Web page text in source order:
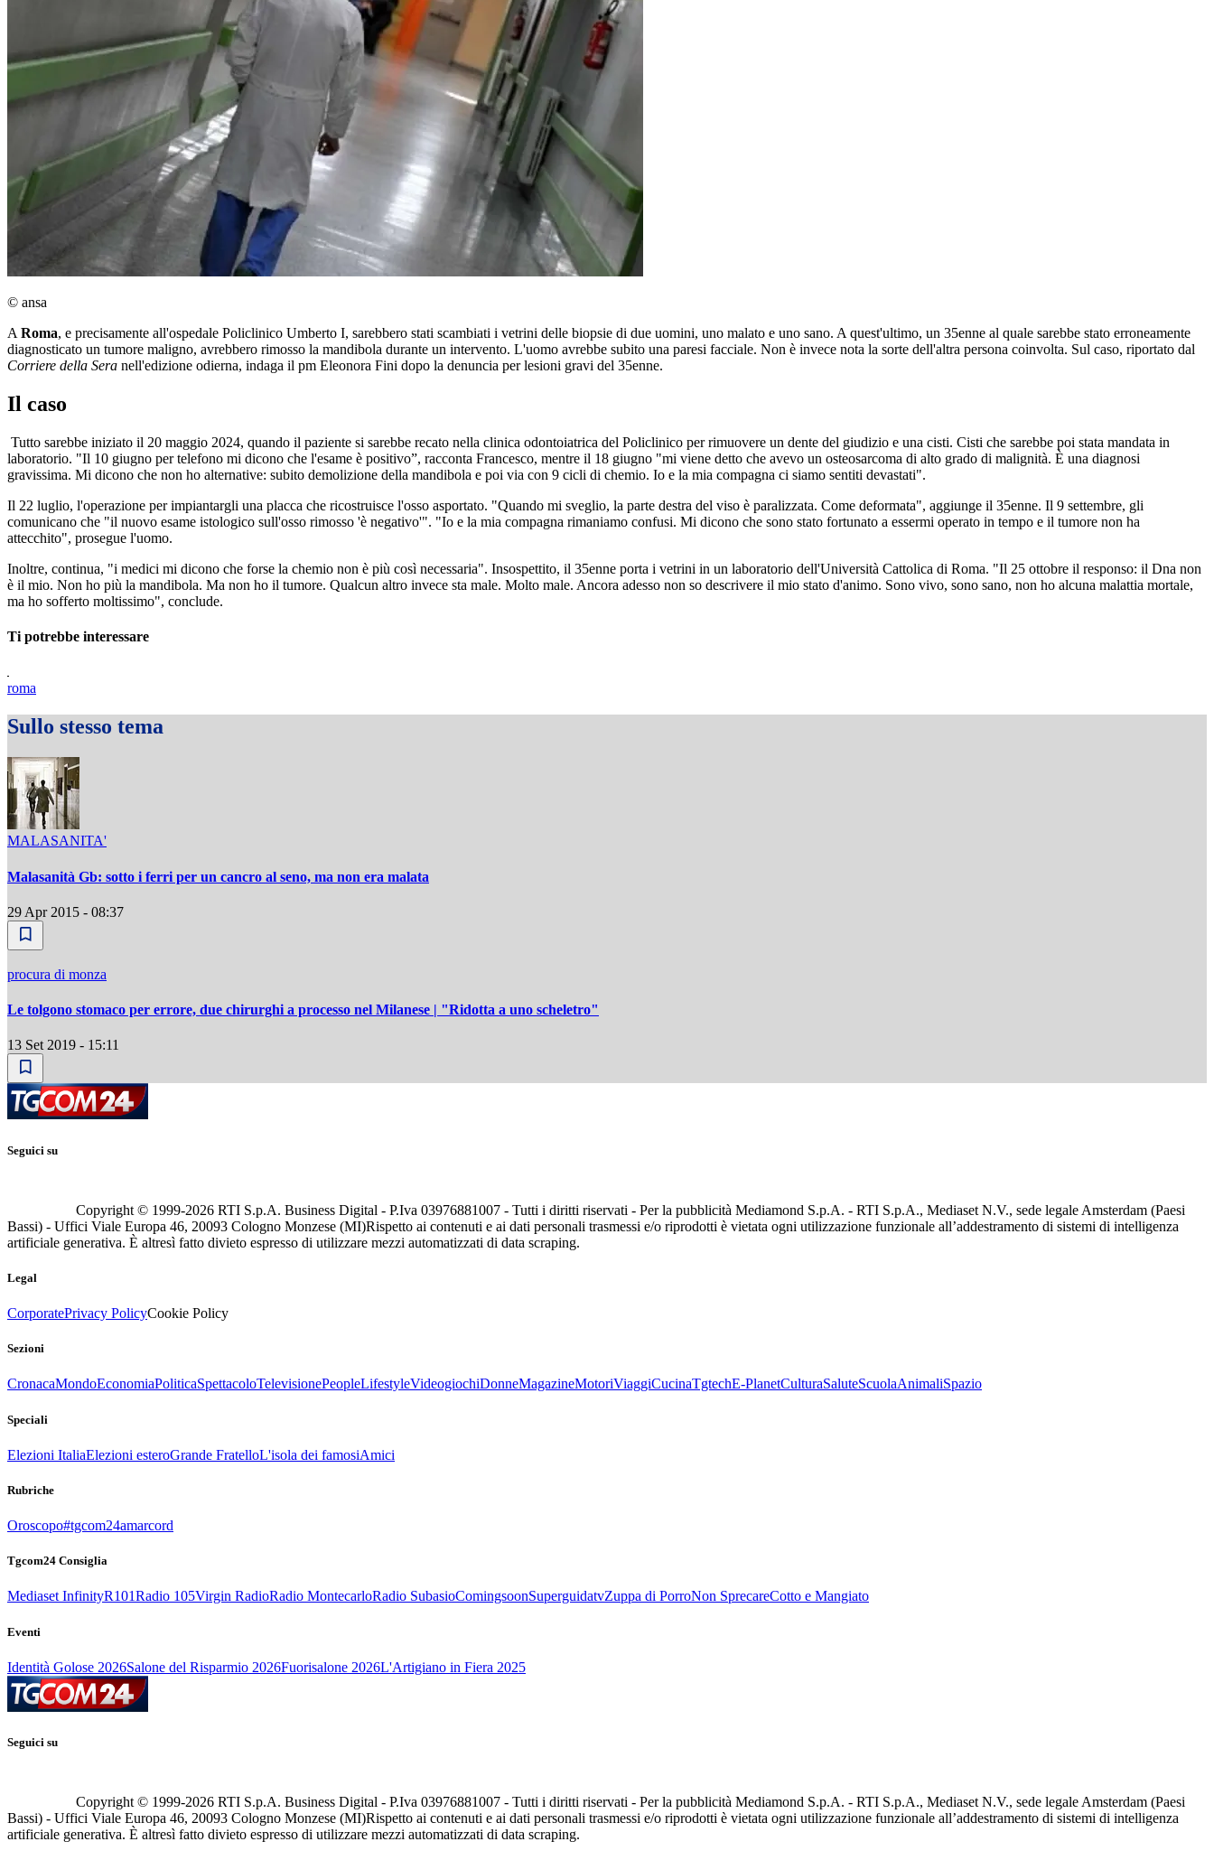
© ansa
A Roma, e precisamente all'ospedale Policlinico Umberto I, sarebbero stati scambiati i vetrini delle biopsie di due uomini, uno malato e uno sano. A quest'ultimo, un 35enne al quale sarebbe stato erroneamente
diagnosticato un tumore maligno, avrebbero rimosso la mandibola durante un intervento. L'uomo avrebbe subito una paresi facciale. Non è invece nota la sorte dell'altra persona coinvolta. Sul caso, riportato dal
Corriere della Sera nell'edizione odierna, indaga il pm Eleonora Fini dopo la denuncia per lesioni gravi del 35enne.
Il caso
Tutto sarebbe iniziato il 20 maggio 2024, quando il paziente si sarebbe recato nella clinica odontoiatrica del Policlinico per rimuovere un dente del giudizio e una cisti. Cisti che sarebbe poi stata mandata in
laboratorio. "Il 10 giugno per telefono mi dicono che l'esame è positivo”, racconta Francesco, mentre il 18 giugno "mi viene detto che avevo un osteosarcoma di alto grado di malignità. È una diagnosi
gravissima. Mi dicono che non ho alternative: subito demolizione della mandibola e poi via con 9 cicli di chemio. Io e la mia compagna ci siamo sentiti devastati".
Il 22 luglio, l'operazione per impiantargli una placca che ricostruisce l'osso asportato. "Quando mi sveglio, la parte destra del viso è paralizzata. Come deformata", aggiunge il 35enne. Il 9 settembre, gli
comunicano che "il nuovo esame istologico sull'osso rimosso 'è negativo'". "Io e la mia compagna rimaniamo confusi. Mi dicono che sono stato fortunato a essermi operato in tempo e il tumore non ha
attecchito", prosegue l'uomo.
Inoltre, continua, "i medici mi dicono che forse la chemio non è più così necessaria". Insospettito, il 35enne porta i vetrini in un laboratorio dell'Università Cattolica di Roma. "Il 25 ottobre il responso: il Dna non
è il mio. Non ho più la mandibola. Ma non ho il tumore. Qualcun altro invece sta male. Molto male. Ancora adesso non so descrivere il mio stato d'animo. Sono vivo, sono sano, non ho alcuna malattia mortale,
ma ho sofferto moltissimo", conclude.
Ti potrebbe interessare
roma
Sullo stesso tema
MALASANITA'
Malasanità Gb: sotto i ferri per un cancro al seno, ma non era malata
29 Apr 2015 - 08:37
procura di monza
Le tolgono stomaco per errore, due chirurghi a processo nel Milanese | "Ridotta a uno scheletro"
13 Set 2019 - 15:11
Seguici su
Copyright © 1999-2026 RTI S.p.A. Business Digital - P.Iva 03976881007 - Tutti i diritti riservati - Per la pubblicità Mediamond S.p.A. - RTI S.p.A., Mediaset N.V., sede legale Amsterdam (Paesi
Bassi) - Uffici Viale Europa 46, 20093 Cologno Monzese (MI)Rispetto ai contenuti e ai dati personali trasmessi e/o riprodotti è vietata ogni utilizzazione funzionale all’addestramento di sistemi di intelligenza
artificiale generativa. È altresì fatto divieto espresso di utilizzare mezzi automatizzati di data scraping.
Legal
CorporatePrivacy PolicyCookie Policy
Sezioni
CronacaMondoEconomiaPoliticaSpettacoloTelevisionePeopleLifestyleVideogiochiDonneMagazineMotoriViaggiCucinaTgtechE-PlanetCulturaSaluteScuolaAnimaliSpazio
Speciali
Elezioni ItaliaElezioni esteroGrande FratelloL'isola dei famosiAmici
Rubriche
Oroscopo#tgcom24amarcord
Tgcom24 Consiglia
Mediaset InfinityR101Radio 105Virgin RadioRadio MontecarloRadio SubasioComingsoonSuperguidatvZuppa di PorroNon SprecareCotto e Mangiato
Eventi
Identità Golose 2026Salone del Risparmio 2026Fuorisalone 2026L'Artigiano in Fiera 2025
Seguici su
Copyright © 1999-2026 RTI S.p.A. Business Digital - P.Iva 03976881007 - Tutti i diritti riservati - Per la pubblicità Mediamond S.p.A. - RTI S.p.A., Mediaset N.V., sede legale Amsterdam (Paesi
Bassi) - Uffici Viale Europa 46, 20093 Cologno Monzese (MI)Rispetto ai contenuti e ai dati personali trasmessi e/o riprodotti è vietata ogni utilizzazione funzionale all’addestramento di sistemi di intelligenza
artificiale generativa. È altresì fatto divieto espresso di utilizzare mezzi automatizzati di data scraping.